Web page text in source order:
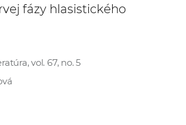
fázy hlasistického
vol. 67, no. 5